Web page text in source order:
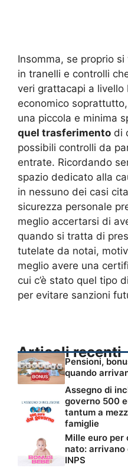
Insomma, se proprio
in tranelli e controlli
veri grattacapi a livello
economico soprattutto,
una piccola e minima
quel trasferimento di
possibili controlli da
entrate. Ricordando
spazio dedicato alla
in nessuno dei casi
sicurezza personale
meglio accertarsi di
quando si tratta di
tutelate da notai,
meglio avere una
cui c’è stato quel tipo
per evitare sanzioni
Articoli recenti
Pensioni,
quando
Assegno di
governo 500
tantum a
famiglie
Mille euro per
nato: arrivano
INPS